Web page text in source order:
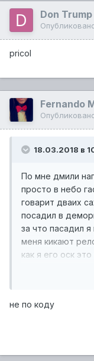
Don Trump
pricol
Fernando
18.03.2018 в
По мне дмили
просто в небо
говарит дваих
посадил в
за что пасадил
меня кикают
как я его оск
Потому что я
не по коду